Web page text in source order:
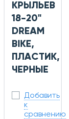
КРЫЛЬЕВ
18-20"
DREAM
BIKE,
ПЛАСТИК,
ЧЕРНЫЕ
Добавить
к
сравнению